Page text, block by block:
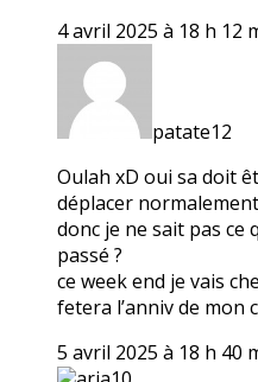
4 avril 2025 à 18 h 12
patate12
Oulah xD oui sa doit
déplacer
donc je ne sait pas ce
passé ?
ce week end je vais
fetera l’anniv de mon
5 avril 2025 à 18 h 40